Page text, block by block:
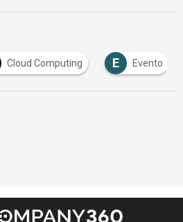
Cloud Computing E Evento